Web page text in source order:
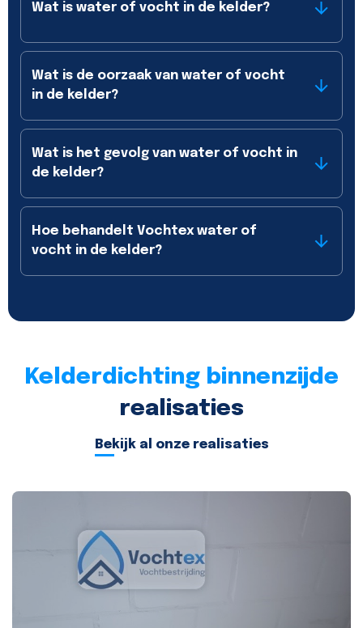
Wat is water of vocht in de kelder?
Wat is de oorzaak van water of vocht
in de kelder?
Wat is het gevolg van water of vocht in
de kelder?
Hoe behandelt Vochtex water of
vocht in de kelder?
Kelderdichting binnenzijde
realisaties
Bekijk al onze realisaties